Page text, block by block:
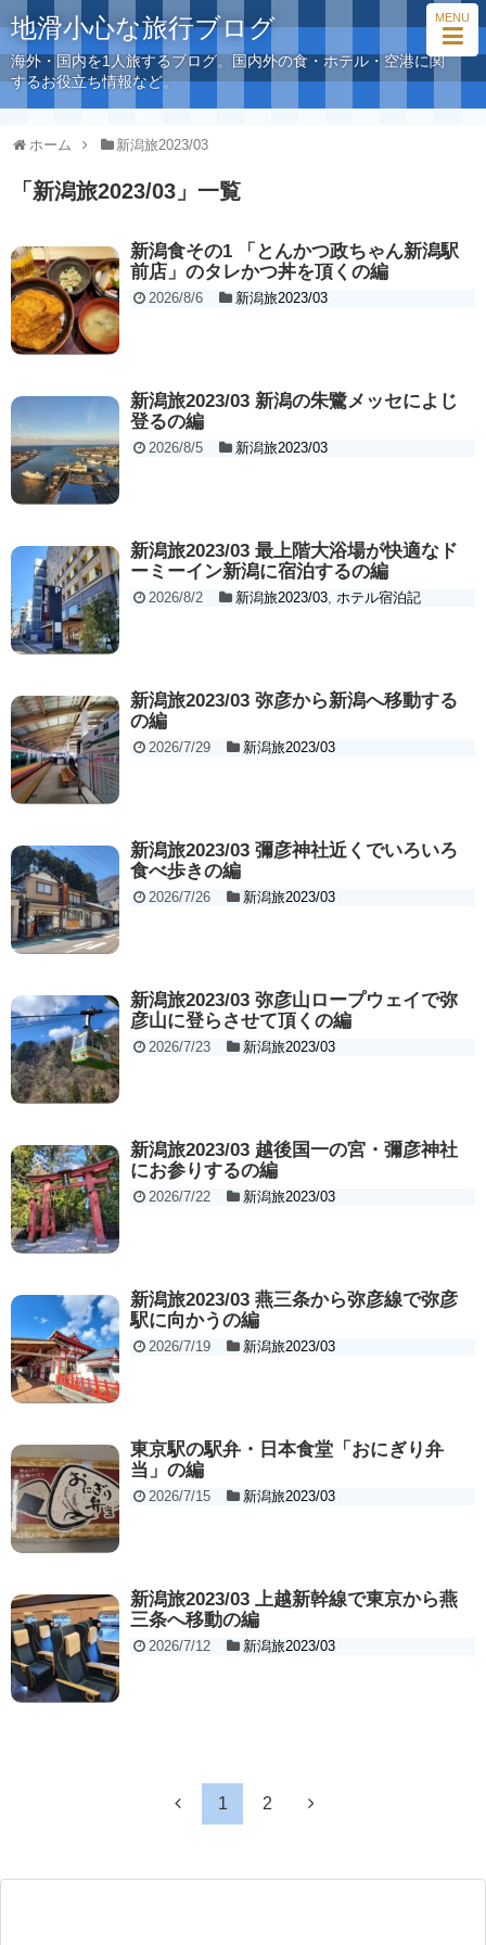
MENU
地滑小心な旅行ブログ
海外・国内を1人旅するブログ。国内外の食・ホテル・空港に関
するお役立ち情報など。
ホーム 新潟旅2023/03
「 新潟旅2023/03 」 一覧
新潟食その1 「とんかつ政ちゃん新潟駅
前店」のタレかつ丼を頂くの編
2026/8/6 新潟旅2023/03
新潟旅2023/03 新潟の朱鷺メッセによじ
登るの編
2026/8/5 新潟旅2023/03
新潟旅2023/03 最上階大浴場が快適なド
ーミーイン新潟に宿泊するの編
2026/8/2 新潟旅2023/03, ホテル宿泊記
新潟旅2023/03 弥彦から新潟へ移動する
の編
2026/7/29 新潟旅2023/03
新潟旅2023/03 彌彦神社近くでいろいろ
食べ歩きの編
2026/7/26 新潟旅2023/03
新潟旅2023/03 弥彦山ロープウェイで弥
彦山に登らさせて頂くの編
2026/7/23 新潟旅2023/03
新潟旅2023/03 越後国一の宮・彌彦神社
にお参りするの編
2026/7/22 新潟旅2023/03
新潟旅2023/03 燕三条から弥彦線で弥彦
駅に向かうの編
2026/7/19 新潟旅2023/03
東京駅の駅弁・日本食堂「おにぎり弁
当」の編
2026/7/15 新潟旅2023/03
新潟旅2023/03 上越新幹線で東京から燕
三条へ移動の編
2026/7/12 新潟旅2023/03
1 2